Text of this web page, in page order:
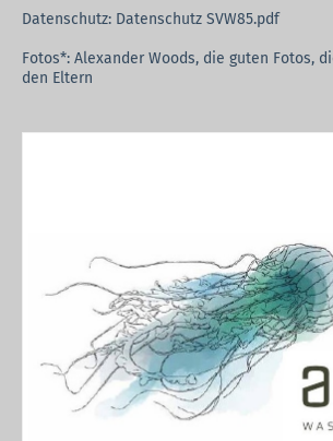
Datenschutz: Datenschutz SVW85.pdf
Fotos*: Alexander Woods, die guten Fotos,
den Eltern